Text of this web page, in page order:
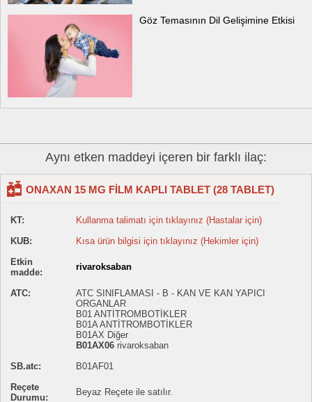
Göz Temasının Dil Gelişimine Etkisi
Aynı etken maddeyi içeren bir farklı ilaç:
ONAXAN 15 MG FİLM KAPLI TABLET (28 TABLET)
KT:
Kullanma talimatı için tıklayınız (Hastalar için)
KUB:
Kısa ürün bilgisi için tıklayınız (Hekimler için)
Etkin
madde:
rivaroksaban
ATC:
ATC SINIFLAMASI - B - KAN VE KAN YAPICI
ORGANLAR
B01 ANTİTROMBOTİKLER
B01A ANTİTROMBOTİKLER
B01AX Diğer
B01AX06 rivaroksaban
SB.atc:
B01AF01
Reçete
Durumu:
Beyaz Reçete ile satılır.